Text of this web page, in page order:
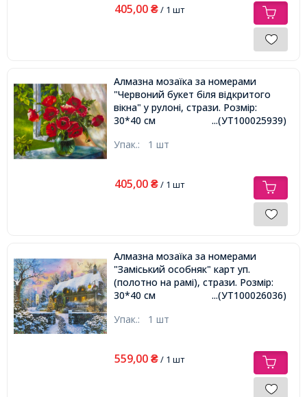
405,00 ₴/ 1 шт
Алмазна мозаїка за номерами
"Червоний букет біля відкритого
вікна" у рулоні, стрази. Розмір:
30*40 см
...(УТ100025939)
Упак.: 1 шт
405,00 ₴/ 1 шт
Алмазна мозаїка за номерами
"Заміський особняк" карт уп.
(полотно на рамі), стрази. Розмір:
30*40 см
...(УТ100026036)
Упак.: 1 шт
559,00 ₴/ 1 шт